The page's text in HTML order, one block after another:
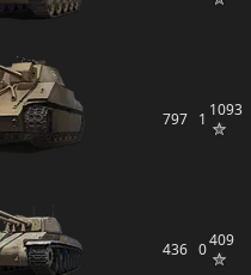
797 1 1093
436 0409